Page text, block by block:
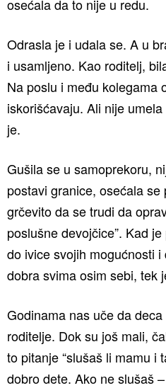
osećala da to nije u redu.
Odrasla je i udala se. A u
i usamljeno. Kao roditelj,
Na poslu i među kolegama
iskorišćavaju. Ali nije
je.
Gušila se u samoprekoru,
postavi granice, osećala
grčevito da se trudi da
poslušne devojčice”. Kad
do ivice svojih mogućnosti
dobra svima osim sebi, tek
Godinama nas uče da
roditelje. Dok su još mali,
to pitanje “slušaš li mamu i
dobro dete. Ako ne slušaš